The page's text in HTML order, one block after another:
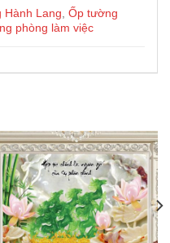
Hành Lang,Ốp tường
phòng làm việc